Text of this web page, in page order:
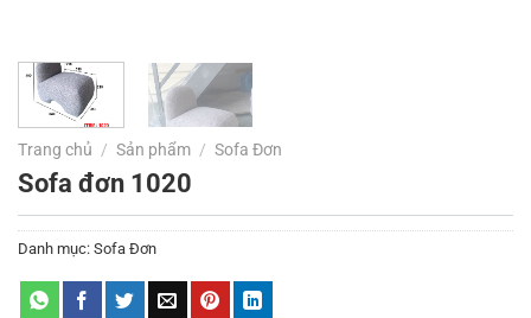
Trang chủ / Sản phẩm / Sofa Đơn
Sofa đơn 1020
Danh mục: Sofa Đơn